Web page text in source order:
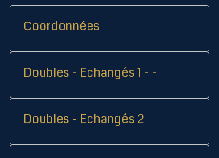
Coordonnées
Doubles - Echangés 1 - -
Doubles - Echangés 2